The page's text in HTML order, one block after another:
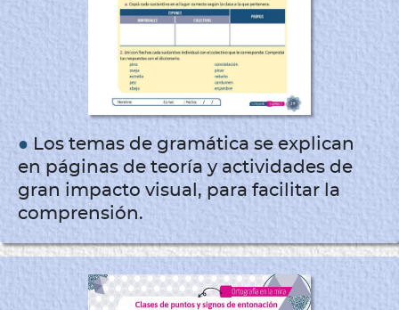
● Los temas de gramática se explican
en páginas de teoría y actividades de
gran impacto visual, para facilitar la
comprensión.